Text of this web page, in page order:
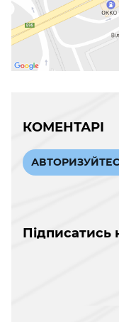
КОМЕНТАРІ
Підписатись